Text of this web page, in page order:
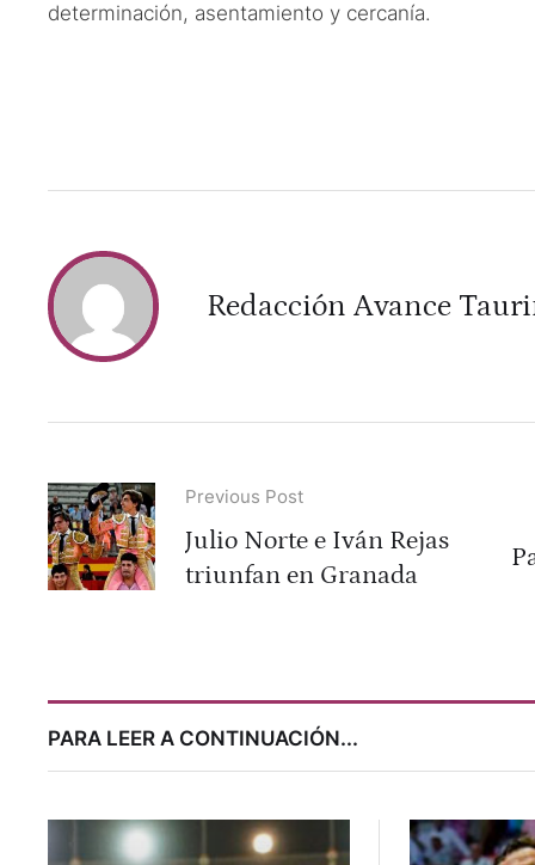
determinación, asentamiento y cercanía.
Redacción Avance
Previous Post
Julio Norte e Iván Rejas
triunfan en Granada
PARA LEER A CONTINUACIÓN...